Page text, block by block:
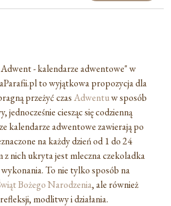
- kalendarze adwentowe" w
to wyjątkowa propozycja dla
przeżyć czasAdwentuw sposób
jednocześnie ciesząc się codzienną
kalendarze adwentowe zawierają po
na każdy dzień od 1 do 24
z nich ukryta jest mleczna czekoladka
To nie tylko sposób na
Bożego Narodzenia, ale również
modlitwy i działania.